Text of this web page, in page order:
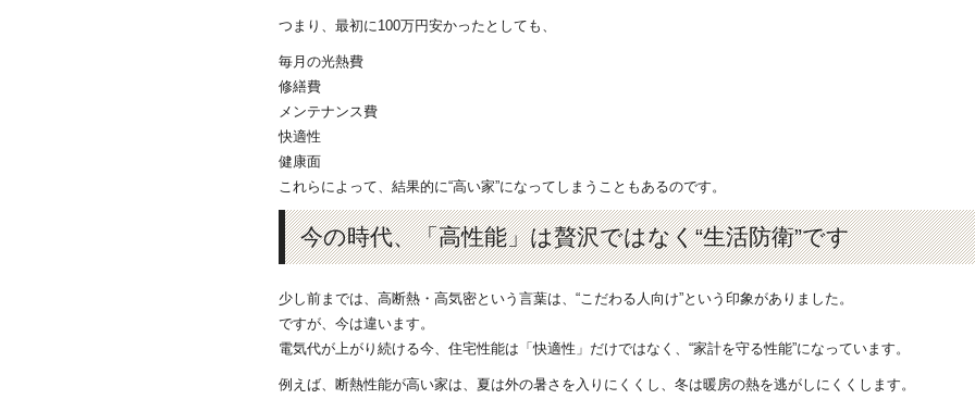
つまり、最初に100万円安かったとしても、
毎月の光熱費
修繕費
メンテナンス費
快適性
健康面
これらによって、結果的に“高い家”になってしまうこともあるのです。
今の時代、「高性能」は贅沢ではなく“生活防衛”です
少し前までは、高断熱・高気密という言葉は、“こだわる人向け”という印象がありました。
ですが、今は違います。
電気代が上がり続ける今、住宅性能は「快適性」だけではなく、“家計を守る性能”になっています。
例えば、断熱性能が高い家は、夏は外の暑さを入りにくくし、冬は暖房の熱を逃がしにくくします。